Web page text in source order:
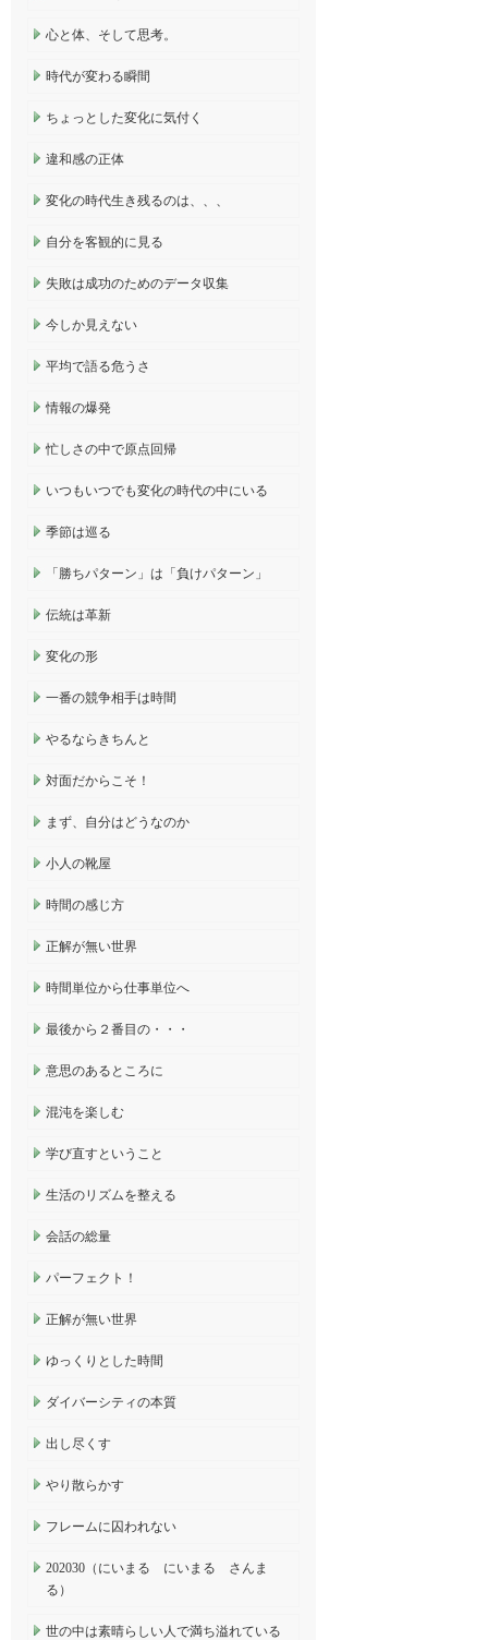
心と体、そして思考。
時代が変わる瞬間
ちょっとした変化に気付く
違和感の正体
変化の時代生き残るのは、、、
自分を客観的に見る
失敗は成功のためのデータ収集
今しか見えない
平均で語る危うさ
情報の爆発
忙しさの中で原点回帰
いつもいつでも変化の時代の中にいる
季節は巡る
「勝ちパターン」は「負けパターン」
伝統は革新
変化の形
一番の競争相手は時間
やるならきちんと
対面だからこそ！
まず、自分はどうなのか
小人の靴屋
時間の感じ方
正解が無い世界
時間単位から仕事単位へ
最後から２番目の・・・
意思のあるところに
混沌を楽しむ
学び直すということ
生活のリズムを整える
会話の総量
パーフェクト！
正解が無い世界
ゆっくりとした時間
ダイバーシティの本質
出し尽くす
やり散らかす
フレームに囚われない
202030（にいまる にいまる さんま
る）
世の中は素晴らしい人で満ち溢れている